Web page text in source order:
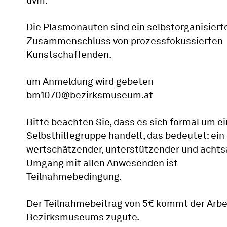
Die Plasmonauten sind ein
Zusammenschluss von prozessfokussierten
Kunstschaffenden.
um Anmeldung wird gebeten
bm1070@bezirksmuseum.at
Bitte beachten Sie, dass es sich formal um
Selbsthilfegruppe handelt, das bedeutet: ein
wertschätzender, unterstützender und
Umgang mit allen Anwesenden ist
Teilnahmebedingung.
Der Teilnahmebeitrag von 5€ kommt der
Bezirksmuseums zugute.